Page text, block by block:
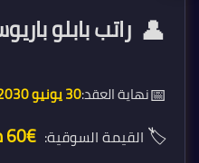
👤 راتب بابلو باريوس
نهاية العقد:30 يونيو 2030
🏷️القيمة السوقية:€60 مليون